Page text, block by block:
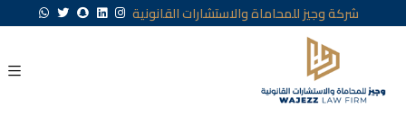
شركة وجيز للمحاماة والاستشارات القانونية